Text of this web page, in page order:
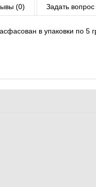
(0) Задать вопрос
в упаковки по 5